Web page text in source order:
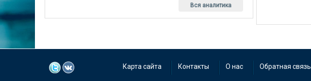
Вся аналитика
Карта сайта Контакты О нас Обратная связь